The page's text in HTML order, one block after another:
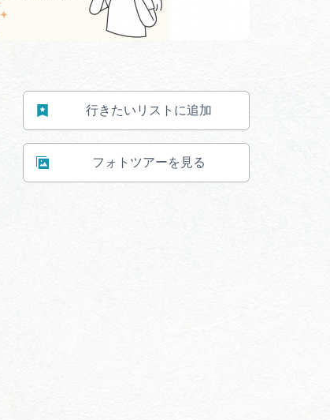
お問い合わせ
広告掲載 サイトポリシー
行きたいリストに追加
フォトツアーを見る